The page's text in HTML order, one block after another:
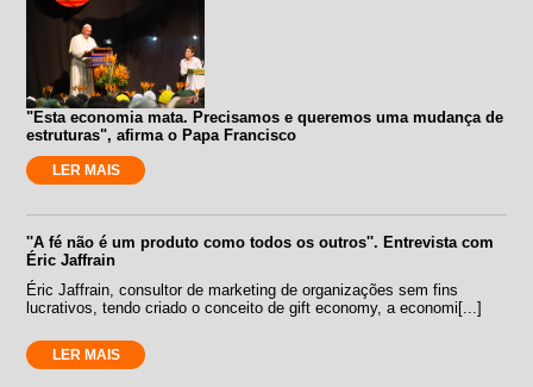
"Esta economia mata. Precisamos e queremos uma mudança de
estruturas", afirma o Papa Francisco
LER MAIS
''A fé não é um produto como todos os outros''. Entrevista com
Éric Jaffrain
Éric Jaffrain, consultor de marketing de organizações sem fins
lucrativos, tendo criado o conceito de gift economy, a economi[...]
LER MAIS